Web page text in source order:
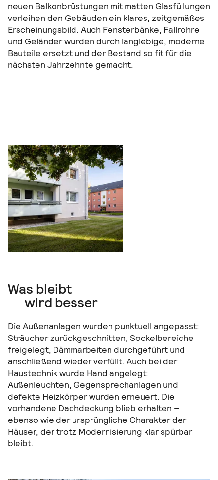
neuen Balkonbrüstungen mit matten Glasfüllungen
verleihen den Gebäuden ein klares, zeitgemäßes
Erscheinungsbild. Auch Fensterbänke, Fallrohre
und Geländer wurden durch langlebige, moderne
Bauteile ersetzt und der Bestand so fit für die
nächsten Jahrzehnte gemacht.
Was bleibt
wird besser
Die Außenanlagen wurden punktuell angepasst:
Sträucher zurückgeschnitten, Sockelbereiche
freigelegt, Dämmarbeiten durchgeführt und
anschließend wieder verfüllt. Auch bei der
Haustechnik wurde Hand angelegt:
Außenleuchten, Gegensprechanlagen und
defekte Heizkörper wurden erneuert. Die
vorhandene Dachdeckung blieb erhalten –
ebenso wie der ursprüngliche Charakter der
Häuser, der trotz Modernisierung klar spürbar
bleibt.